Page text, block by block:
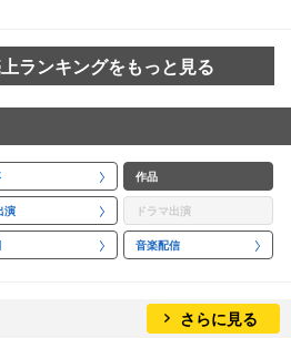
ランキングをもっと見る
作品
演 ドラマ出演
音楽配信
さらに見る